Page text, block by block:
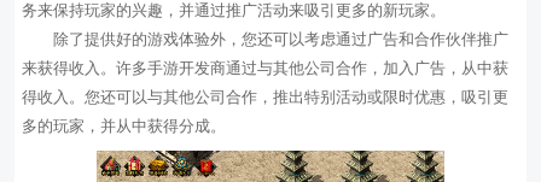
务来保持玩家的兴趣，并通过推广活动来吸引更多的新玩家。
除了提供好的游戏体验外，您还可以考虑通过广告和合作伙伴推广
来获得收入。许多手游开发商通过与其他公司合作，加入广告，从中获
得收入。您还可以与其他公司合作，推出特别活动或限时优惠，吸引更
多的玩家，并从中获得分成。